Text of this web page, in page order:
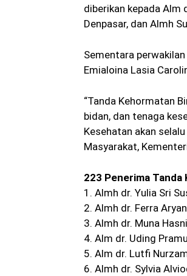
diberikan kepada Alm
Denpasar, dan Almh
Sementara
Emialoina Lasia
“Tanda Kehormatan
bidan, dan tenaga
Kesehatan akan
Masyarakat,
223 Penerima
1. Almh dr. Yulia Sri
2. Almh dr. Ferra
3. Almh dr. Muna
4. Alm dr. Uding
5. Alm dr. Lutfi
6. Almh dr. Sylvia